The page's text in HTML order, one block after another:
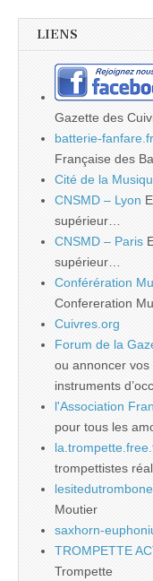
LIENS
Gazette des
batterie-fanfare.fr
Française des
Cité de la
CNSMD – Lyon
supérieur…
CNSMD – Paris
supérieur…
Conférération
Confereration
Cuivres.org
Forum de la
ou annoncer vos
instruments
l'Association
pour tous les
trompettistes
Moutier
saxhorn-
TROMPETTE
Trompette